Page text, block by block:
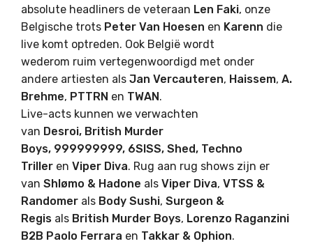
absolute headliners de veteraan Len Faki, onze
Belgische trots Peter Van Hoesen en Karenn die
live komt optreden. Ook België wordt
wederom ruim vertegenwoordigd met onder
andere artiesten als Jan Vercauteren, Haissem, A.
Brehme, PTTRN en TWAN.
Live-acts kunnen we verwachten
van Desroi, British Murder
Boys, 999999999, 6SISS, Shed, Techno
Triller en Viper Diva. Rug aan rug shows zijn er
van Shlømo & Hadone als Viper Diva, VTSS &
Randomer als Body Sushi, Surgeon &
Regis als British Murder Boys, Lorenzo Raganzini
B2B Paolo Ferrara en Takkar & Ophion.